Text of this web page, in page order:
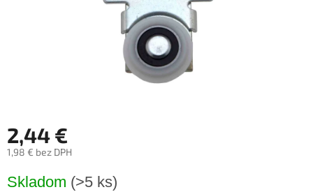
2,44 €
1,98 € bez DPH
cena:
Skladom (>5 ks)